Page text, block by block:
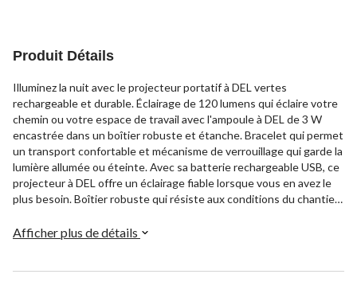
Produit Détails
Illuminez la nuit avec le projecteur portatif à DEL vertes
rechargeable et durable. Éclairage de 120 lumens qui éclaire votre
chemin ou votre espace de travail avec l'ampoule à DEL de 3 W
encastrée dans un boîtier robuste et étanche. Bracelet qui permet
un transport confortable et mécanisme de verrouillage qui garde la
lumière allumée ou éteinte. Avec sa batterie rechargeable USB, ce
projecteur à DEL offre un éclairage fiable lorsque vous en avez le
plus besoin. Boîtier robuste qui résiste aux conditions du chantier
et pratique, ce projecteur est la solution d'éclairage portative
Afficher plus de détails